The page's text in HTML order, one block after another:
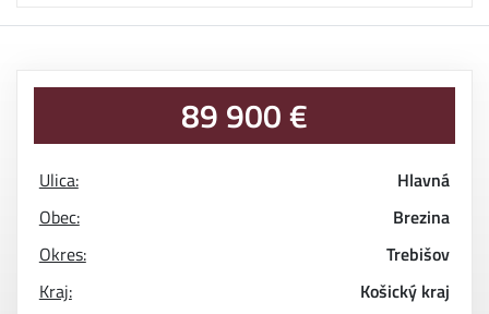
89 900 €
Ulica:
Hlavná
Obec:
Brezina
Okres:
Trebišov
Kraj:
Košický kraj